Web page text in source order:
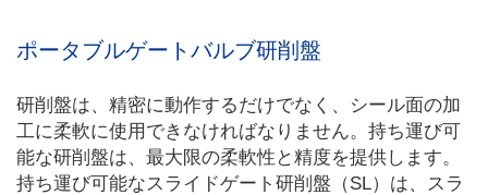
ポータブルゲートバルブ研削盤
研削盤は、精密に動作するだけでなく、シール面の加
工に柔軟に使用できなければなりません。持ち運び可
能な研削盤は、最大限の柔軟性と精度を提供します。
持ち運び可能なスライドゲート研削盤（SL）は、スラ